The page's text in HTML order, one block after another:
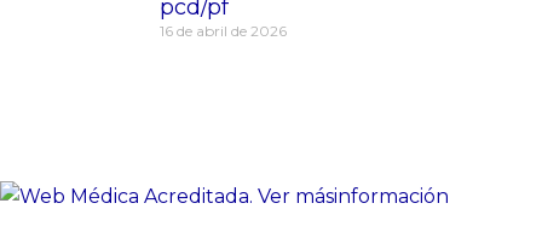
pcd/pf
16 de abril de 2026